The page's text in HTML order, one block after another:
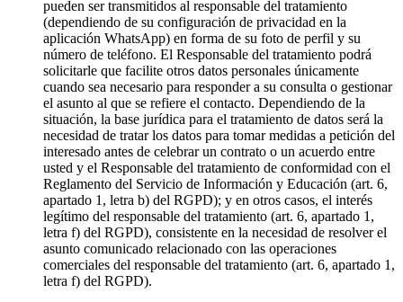
pueden ser transmitidos al responsable del tratamiento
(dependiendo de su configuración de privacidad en la
aplicación WhatsApp) en forma de su foto de perfil y su
número de teléfono. El Responsable del tratamiento podrá
solicitarle que facilite otros datos personales únicamente
cuando sea necesario para responder a su consulta o gestionar
el asunto al que se refiere el contacto. Dependiendo de la
situación, la base jurídica para el tratamiento de datos será la
necesidad de tratar los datos para tomar medidas a petición del
interesado antes de celebrar un contrato o un acuerdo entre
usted y el Responsable del tratamiento de conformidad con el
Reglamento del Servicio de Información y Educación (art. 6,
apartado 1, letra b) del RGPD); y en otros casos, el interés
legítimo del responsable del tratamiento (art. 6, apartado 1,
letra f) del RGPD), consistente en la necesidad de resolver el
asunto comunicado relacionado con las operaciones
comerciales del responsable del tratamiento (art. 6, apartado 1,
letra f) del RGPD).